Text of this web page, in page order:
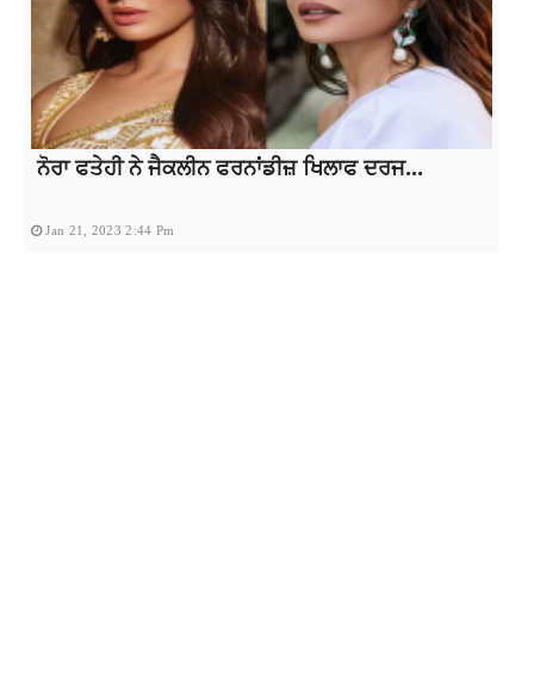
ਨੋਰਾ ਫਤੇਹੀ ਨੇ ਜੈਕਲੀਨ ਫਰਨਾਂਡੀਜ਼ ਖਿਲਾਫ ਦਰਜ...
Jan 21, 2023 2:44 Pm